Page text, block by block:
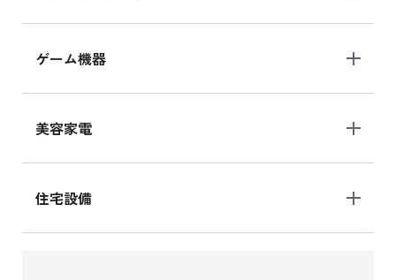
ゲーム機器
美容家電
住宅設備